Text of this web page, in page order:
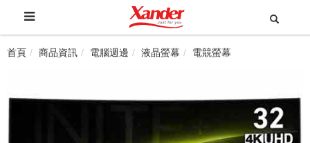
首頁 商品資訊 電腦週邊 液晶螢幕 電競螢幕